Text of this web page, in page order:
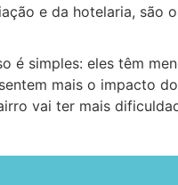
e da hotelaria, são
é simples: eles têm
mais o impacto
vai ter mais